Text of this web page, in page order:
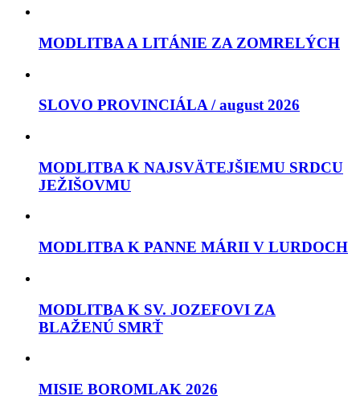
MODLITBA A LITÁNIE ZA ZOMRELÝCH
SLOVO PROVINCIÁLA / august 2026
MODLITBA K NAJSVÄTEJŠIEMU SRDCU
JEŽIŠOVMU
MODLITBA K PANNE MÁRII V LURDOCH
MODLITBA K SV. JOZEFOVI ZA
BLAŽENÚ SMRŤ
MISIE BOROMLAK 2026